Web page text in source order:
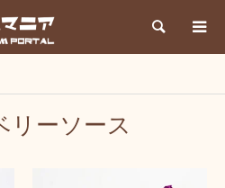
検索
リーソース